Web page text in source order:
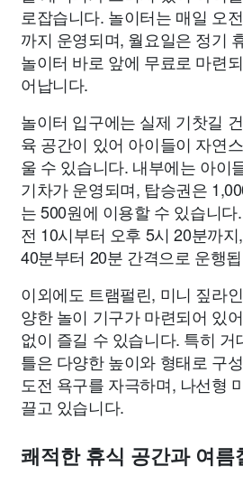
로잡습니다. 놀이터는 매일 오
까지 운영되며, 월요일은 정기
놀이터 바로 앞에 무료로 마련
어납니다.
놀이터 입구에는 실제 기찻길
육 공간이 있어 아이들이 자연
울 수 있습니다. 내부에는 아이
기차가 운영되며, 탑승권은
는 500원에 이용할 수 있습니
전 10시부터 오후 5시 20분까
40분부터 20분 간격으로 운행
이외에도 트램펄린, 미니 짚라
양한 놀이 기구가 마련되어 있
없이 즐길 수 있습니다. 특히 거
틀은 다양한 높이와 형태로 구
도전 욕구를 자극하며, 나선형
끌고 있습니다.
쾌적한 휴식 공간과 여름